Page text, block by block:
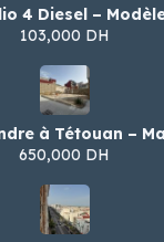
4 Diesel –
103,000 DH
à Tétouan –
650,000 DH